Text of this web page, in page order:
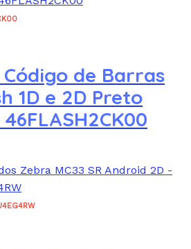
de Barras
1D e 2D Preto